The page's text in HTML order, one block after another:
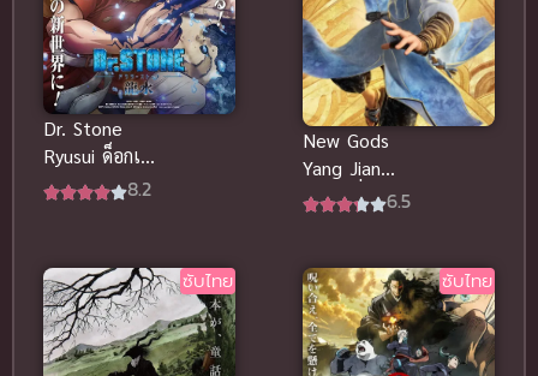
Dr. Stone
Ryusui ด็อกเต
อร์สโตน (ภาค
8.2
New Gods
Yang Jian
หยางเจี่ยน
เขาบงกช
พากย์ไทยดี
6.5
ซับไทย ซับไทย